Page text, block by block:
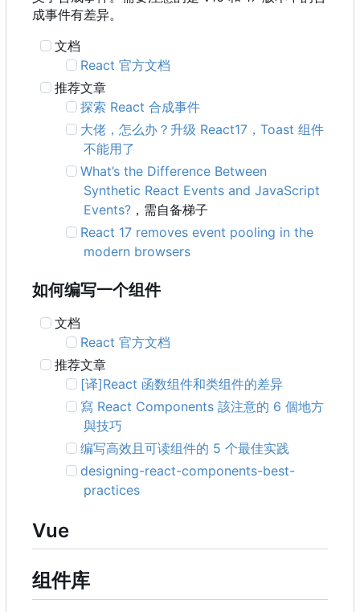
成事件有差异。
文档
React 官方文档
推荐文章
探索 React 合成事件
大佬，怎么办？升级 React17 ，Toast 组件
不能用了
What’s the Difference Between
Synthetic React Events and JavaScript
Events? ，需自备梯子
React 17 removes event pooling in the
modern browsers
如何编写一个组件
文档
React 官方文档
推荐文章
[译]React 函数组件和类组件的差异
寫 React Components 該注意的 6 個地方
與技巧
编写高效且可读组件的 5 个最佳实践
designing-react-components-best-
practices
Vue
组件库